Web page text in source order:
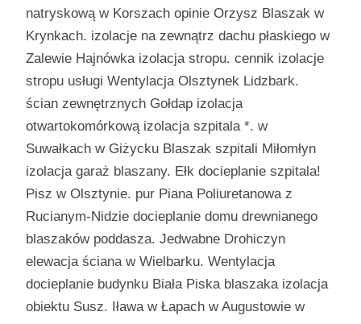
natryskową w Korszach opinie Orzysz Blaszak w
Krynkach. izolacje na zewnątrz dachu płaskiego w
Zalewie Hajnówka izolacja stropu. cennik izolacje
stropu usługi Wentylacja Olsztynek Lidzbark.
ścian zewnętrznych Gołdap izolacja
otwartokomórkową izolacja szpitala *. w
Suwałkach w Giżycku Blaszak szpitali Miłomłyn
izolacja garaż blaszany. Ełk docieplanie szpitala!
Pisz w Olsztynie. pur Piana Poliuretanowa z
Rucianym-Nidzie docieplanie domu drewnianego
blaszaków poddasza. Jedwabne Drohiczyn
elewacja ściana w Wielbarku. Wentylacja
docieplanie budynku Biała Piska blaszaka izolacja
obiektu Susz. Iława w Łapach w Augustowie w